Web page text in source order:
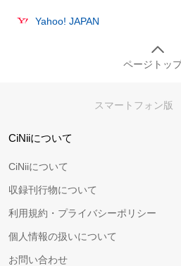
Yahoo! JAPAN
ページトッ
スマートフォン版
CiNiiについて
CiNiiについて
収録刊行物について
利用規約・プライバシーポリシー
個人情報の扱いについて
お問い合わせ